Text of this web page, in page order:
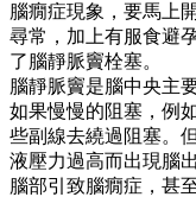
腦癇症現象，要馬上
尋常，加上有服食避
了腦靜脈竇栓塞。
腦靜脈竇是腦中央主
如果慢慢的阻塞，例
些副線去繞過阻塞。
液壓力過高而出現腦
腦部引致腦癇症，甚